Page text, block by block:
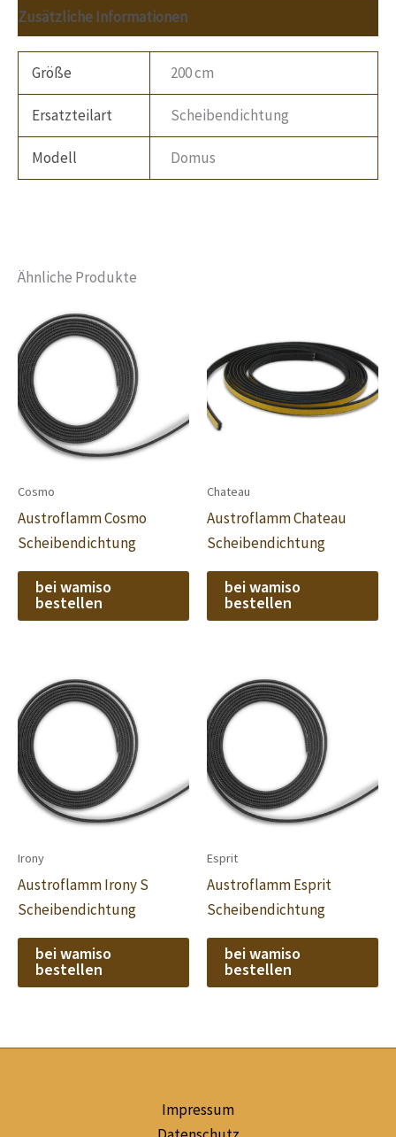
Zusätzliche Informationen
Größe 200 cm
Ersatzteilart Scheibendichtung
Modell Domus
Ähnliche Produkte
Cosmo
Austroflamm Cosmo
Scheibendichtung
bei wamiso
bestellen
Chateau
Austroflamm Chateau
Scheibendichtung
bei wamiso
bestellen
Irony
Austroflamm Irony S
Scheibendichtung
bei wamiso
bestellen
Esprit
Austroflamm Esprit
Scheibendichtung
bei wamiso
bestellen
Impressum